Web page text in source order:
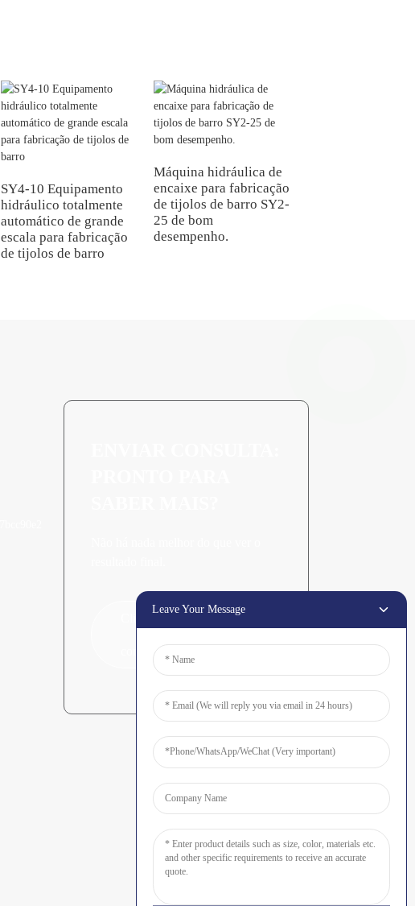
SY4-10 Equipamento
hidráulico totalmente
automático de grande
escala para fabricação
de tijolos de barro
Máquina hidráulica de
encaixe para fabricação
de tijolos de barro SY2-
25 de bom
desempenho.
consulta.
Leave Your Message